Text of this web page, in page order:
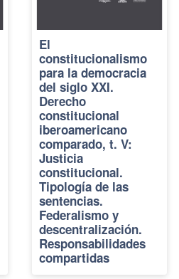
El
constitucionalismo
para la democracia
del siglo XXI.
Derecho
constitucional
iberoamericano
comparado, t. V:
Justicia
constitucional.
Tipología de las
sentencias.
Federalismo y
descentralización.
Responsabilidades
compartidas